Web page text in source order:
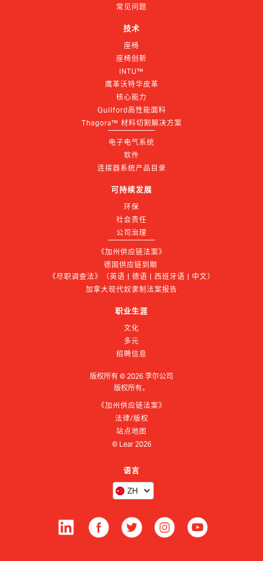
常见问题
技术
座椅
座椅创新
INTU™
鹰革沃特华皮革
核心能力
Guilford高性能面料
Thagora™ 材料切割解决方案
电子电气系统
软件
连接器系统产品目录
可持续发展
环保
社会责任
公司治理
《加州供应链法案》
德国供应链到期
《尽职调查法》（英语 | 德语 | 西班牙语 | 中文）
加拿大现代奴隶制法案报告
职业生涯
文化
多元
招聘信息
版权所有 © 2026 李尔公司
版权所有。
《加州供应链法案》
法律/版权
站点地图
© Lear 2026
语言
ZH